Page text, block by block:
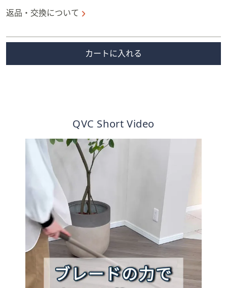
プラチナパール
数量:
カートに入れる
QVC Short Video